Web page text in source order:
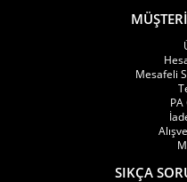
Mesafeli
SIKÇA